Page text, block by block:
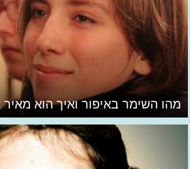
מהו השימר באיפור ואיך הוא